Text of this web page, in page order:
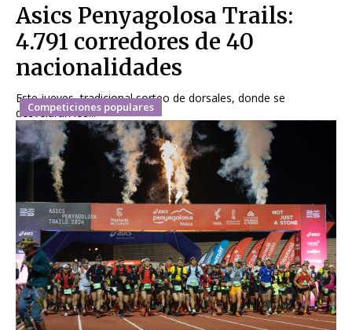
Competiciones populares
Asics Penyagolosa Trails:
4.791 corredores de 40
nacionalidades
Este jueves, tradicional sorteo de dorsales, donde se
desvelarán los...